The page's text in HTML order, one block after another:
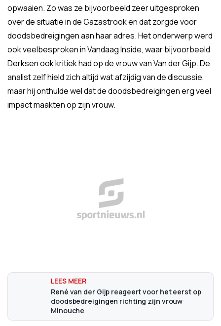
opwaaien. Zo was ze bijvoorbeeld zeer uitgesproken
over de situatie in de Gazastrook en dat zorgde voor
doodsbedreigingen aan haar adres. Het onderwerp werd
ook veelbesproken in Vandaag Inside, waar bijvoorbeeld
Derksen ook kritiek had op de vrouw van Van der Gijp. De
analist zelf hield zich altijd wat afzijdig van de discussie,
maar hij onthulde wel dat de doodsbedreigingen erg veel
impact maakten op zijn vrouw.
René van der Gijp reageert voor het eerst op
doodsbedreigingen richting zijn vrouw
Minouche